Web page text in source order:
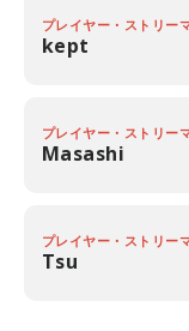
プレイヤー・ストリー
kept
プレイヤー・ストリー
Masashi
プレイヤー・ストリー
Tsu